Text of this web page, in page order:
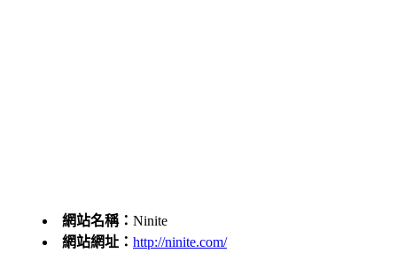
網站名稱： Ninite
網站網址： http://ninite.com/